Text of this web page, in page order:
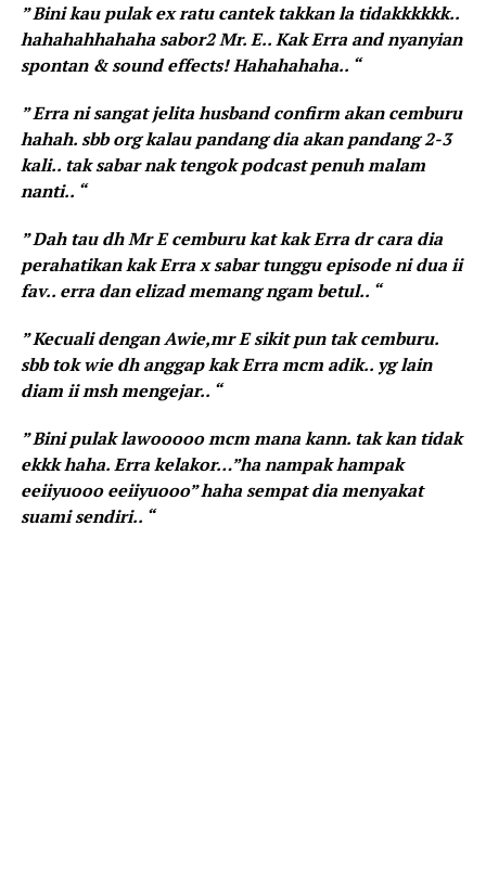
” Bini kau pulak ex ratu cantek takkan la tidakkkkkk..
hahahahhahaha sabor2 Mr. E.. Kak Erra and nyanyian
spontan & sound effects! Hahahahaha.. “
” Erra ni sangat jelita husband confirm akan cemburu
hahah. sbb org kalau pandang dia akan pandang 2-3
kali.. tak sabar nak tengok podcast penuh malam
nanti.. “
” Dah tau dh Mr E cemburu kat kak Erra dr cara dia
perahatikan kak Erra x sabar tunggu episode ni dua ii
fav.. erra dan elizad memang ngam betul.. “
” Kecuali dengan Awie,mr E sikit pun tak cemburu.
sbb tok wie dh anggap kak Erra mcm adik.. yg lain
diam ii msh mengejar.. “
” Bini pulak lawooooo mcm mana kann. tak kan tidak
ekkk haha. Erra kelakor…”ha nampak hampak
eeiiyuooo eeiiyuooo” haha sempat dia menyakat
suami sendiri.. “